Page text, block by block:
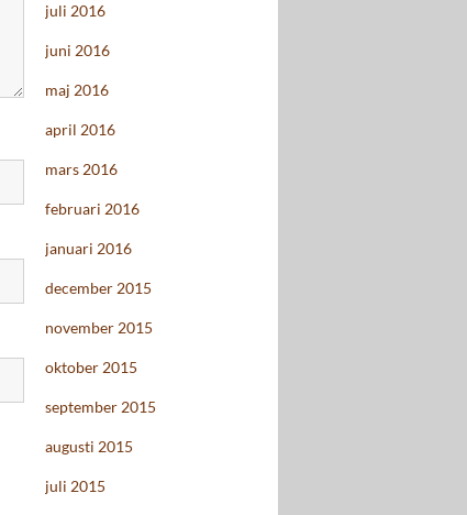
juli 2016
juni 2016
maj 2016
april 2016
mars 2016
februari 2016
januari 2016
december 2015
november 2015
oktober 2015
september 2015
augusti 2015
juli 2015